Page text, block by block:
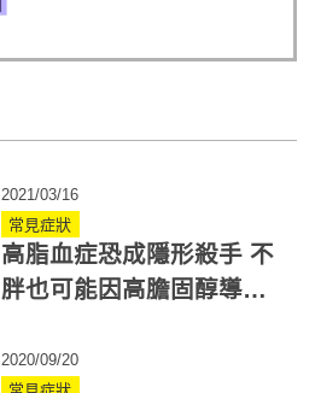
2021/03/16
常見症狀
高脂血症恐成隱形殺手 不
胖也可能因高膽固醇導致
2020/09/20